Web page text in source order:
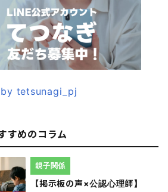
tetsunagi_pj
すめのコラム
【掲示板の声×公認心理師】
親子関係